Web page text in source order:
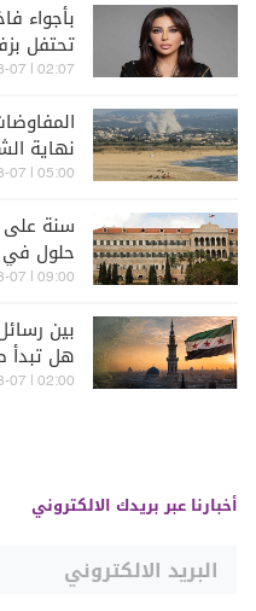
بأجواء
تحتفل
02:07 | 2026-08-07
نهاية
05:00 | 2026-08-07
حلول في
09:00 | 2026-08-07
بين
هل تبدأ
وسوريا -
02:00 | 2026-08-07
أخبارنا عبر بريدك الالكتروني